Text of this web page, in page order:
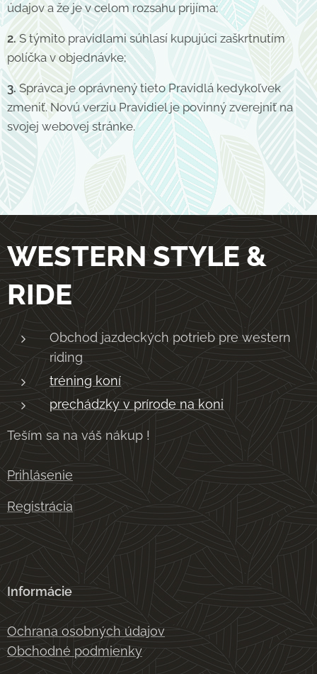
údajov a že je v celom rozsahu prijíma;
2.S týmito pravidlami súhlasí kupujúci zaškrtnutím
políčka v objednávke;
3.Správca je oprávnený tieto Pravidlá kedykoľvek
zmeniť. Novú verziu Pravidiel je povinný zverejniť na
svojej webovej stránke.
WESTERN STYLE &
RIDE
Obchod jazdeckých potrieb pre western
riding
tréning koní
prechádzky v prírode na koni
Teším sa na váš nákup !
Prihlásenie
Registrácia
Informácie
Ochrana osobných údajov
Obchodné podmienky